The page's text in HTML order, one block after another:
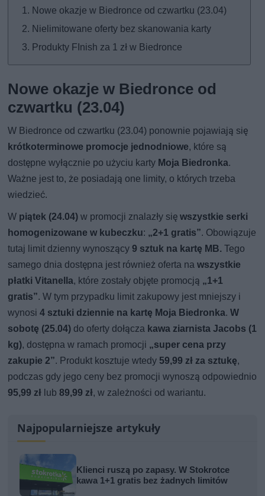
Nowe okazje w Biedronce od czwartku (23.04)
Nielimitowane oferty bez skanowania karty
Produkty FInish za 1 zł w Biedronce
Nowe okazje w Biedronce od
czwartku (23.04)
W Biedronce od czwartku (23.04) ponownie pojawiają się
krótkoterminowe promocje jednodniowe, które są
dostępne wyłącznie po użyciu karty Moja Biedronka.
Ważne jest to, że posiadają one limity, o których trzeba
wiedzieć.
W piątek (24.04) w promocji znalazły sięwszystkie serki
homogenizowane w kubeczku: „2+1 gratis”. Obowiązuje
tutaj limit dzienny wynoszący9 sztuk na kartę MB.Tego
samego dnia dostępna jest również oferta nawszystkie
płatki Vitanella, które zostały objęte promocją „1+1
gratis”. W tym przypadku limit zakupowy jest mniejszy i
wynosi4 sztuki dziennie na kartę Moja Biedronka.W
sobotę (25.04) do oferty dołącza kawa ziarnista Jacobs (1
kg), dostępna w ramach promocji „super cena przy
zakupie 2”. Produkt kosztuje wtedy 59,99 zł za sztukę,
podczas gdy jego ceny bez promocji wynoszą odpowiednio
95,99 zł lub89,99 zł, w zależności od wariantu.
Najpopularniejsze artykuły
Klienci ruszą po zapasy. W Stokrotce
kawa 1+1 gratis bez żadnych limitów